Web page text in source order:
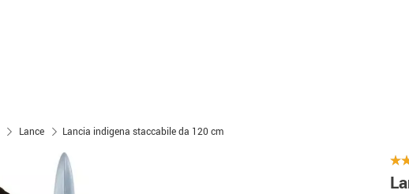
Lance Lancia indigena staccabile da 120 cm